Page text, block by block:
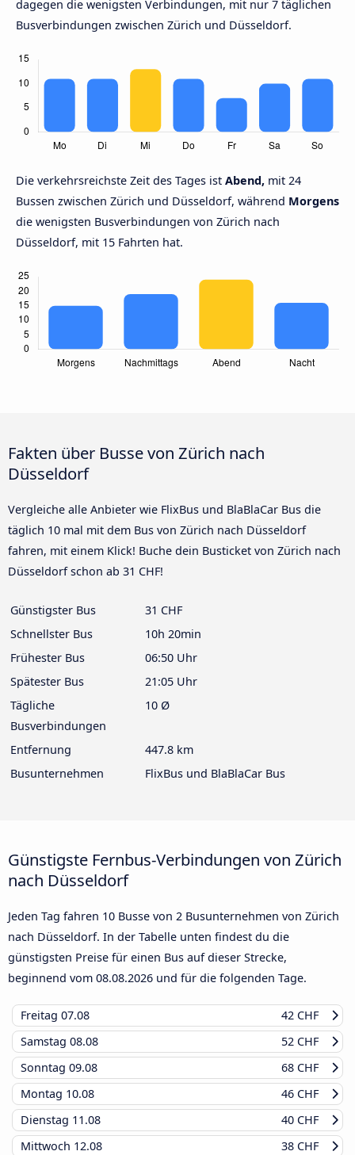
dagegen die wenigsten Verbindungen, mit nur 7 täglichen
Busverbindungen zwischen Zürich und Düsseldorf.
Die verkehrsreichste Zeit des Tages ist Abend, mit 24
Bussen zwischen Zürich und Düsseldorf, während Morgens
die wenigsten Busverbindungen von Zürich nach
Düsseldorf, mit 15 Fahrten hat.
Fakten über Busse von Zürich nach
Düsseldorf
Vergleiche alle Anbieter wie FlixBus und BlaBlaCar Bus die
täglich 10 mal mit dem Bus von Zürich nach Düsseldorf
fahren, mit einem Klick! Buche dein Busticket von Zürich nach
Düsseldorf schon ab 31 CHF!
Günstigster Bus
31 CHF
Schnellster Bus
10h 20min
Frühester Bus
06:50 Uhr
Spätester Bus
21:05 Uhr
Tägliche
Busverbindungen
10 Ø
Entfernung
447.8 km
Busunternehmen
FlixBus und BlaBlaCar Bus
Günstigste Fernbus-Verbindungen von Zürich
nach Düsseldorf
Jeden Tag fahren 10 Busse von 2 Busunternehmen von Zürich
nach Düsseldorf. In der Tabelle unten findest du die
günstigsten Preise für einen Bus auf dieser Strecke,
beginnend vom 08.08.2026 und für die folgenden Tage.
Freitag 07.08
42 CHF
Samstag 08.08
52 CHF
Sonntag 09.08
68 CHF
Montag 10.08
46 CHF
Dienstag 11.08
40 CHF
Mittwoch 12.08
38 CHF